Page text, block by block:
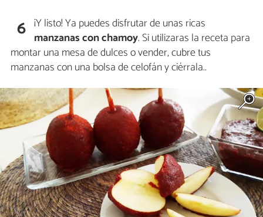
6 ¡Y listo! Ya puedes disfrutar de unas ricas
manzanas con chamoy. Si utilizaras la receta para
montar una mesa de dulces o vender, cubre tus
manzanas con una bolsa de celofán y ciérrala..